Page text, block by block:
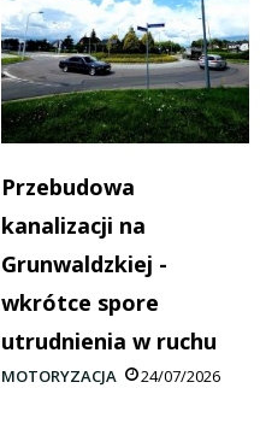
Przebudowa
kanalizacji na
Grunwaldzkiej -
wkrótce spore
utrudnienia w ruchu
MOTORYZACJA 24/07/2026